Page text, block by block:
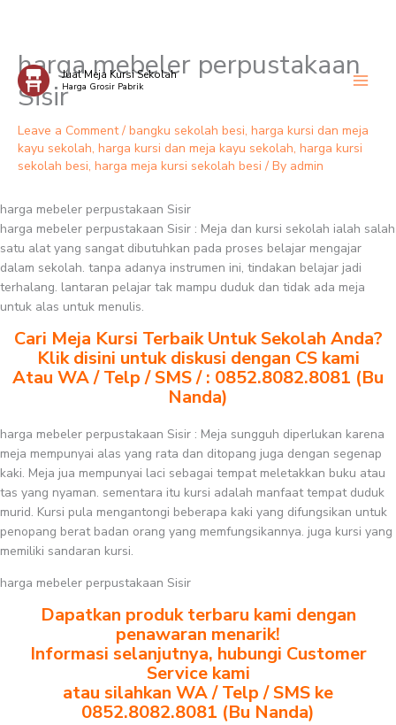
Skip
content
Jual Meja Kursi Sekolah
Harga Grosir Pabrik
harga mebeler perpustakaan
Sisir
Leave a Comment / bangku sekolah besi, harga kursi dan meja
kayu sekolah, harga kursi dan meja kayu sekolah, harga kursi
sekolah besi, harga meja kursi sekolah besi / By admin
harga mebeler perpustakaan Sisir
harga mebeler perpustakaan Sisir : Meja dan kursi sekolah ialah salah
satu alat yang sangat dibutuhkan pada proses belajar mengajar
dalam sekolah. tanpa adanya instrumen ini, tindakan belajar jadi
terhalang. lantaran pelajar tak mampu duduk dan tidak ada meja
untuk alas untuk menulis.
Cari Meja Kursi Terbaik Untuk Sekolah Anda?
Klik disini untuk diskusi dengan CS kami
Atau WA / Telp / SMS / : 0852.8082.8081 (Bu
Nanda)
harga mebeler perpustakaan Sisir : Meja sungguh diperlukan karena
meja mempunyai alas yang rata dan ditopang juga dengan segenap
kaki. Meja jua mempunyai laci sebagai tempat meletakkan buku atau
tas yang nyaman. sementara itu kursi adalah manfaat tempat duduk
murid. Kursi pula mengantongi beberapa kaki yang difungsikan untuk
penopang berat badan orang yang memfungsikannya. juga kursi yang
memiliki sandaran kursi.
harga mebeler perpustakaan Sisir
Dapatkan produk terbaru kami dengan
penawaran menarik!
Informasi selanjutnya, hubungi Customer
Service kami
atau silahkan WA / Telp / SMS ke
0852.8082.8081 (Bu Nanda)